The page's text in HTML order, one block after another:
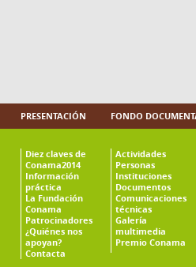
PRESENTACIÓN
Diez claves de
Conama2014
Información
práctica
La Fundación
Conama
Patrocinadores
¿Quiénes nos
apoyan?
Contacta
FONDO
Actividades
Personas
Instituciones
Documentos
Comunicaciones
técnicas
Galería
multimedia
Premio Conama